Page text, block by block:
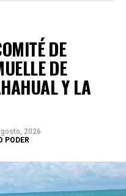
DE
DE
Y LA
2026
PODER